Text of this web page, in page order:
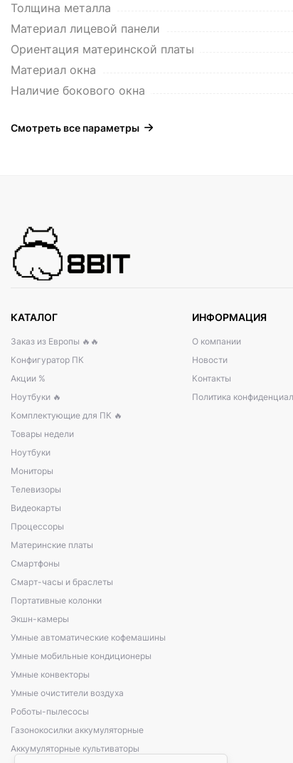
Толщина металла
Материал лицевой панели
Ориентация материнской платы
Материал окна
Наличие бокового окна
Смотреть все параметры
КАТАЛОГ
Заказ из Европы 🔥🔥
Конфигуратор ПК
Акции %
Ноутбуки 🔥
Комплектующие для ПК 🔥
Товары недели
Ноутбуки
Мониторы
Телевизоры
Видеокарты
Процессоры
Материнские платы
Смартфоны
Смарт-часы и браслеты
Портативные колонки
Экшн-камеры
Умные автоматические кофемашины
Умные мобильные кондиционеры
Умные конвекторы
Умные очистители воздуха
Роботы-пылесосы
Газонокосилки аккумуляторные
Аккумуляторные культиваторы
ИНФОРМАЦИЯ
О компании
Новости
Контакты
Политика